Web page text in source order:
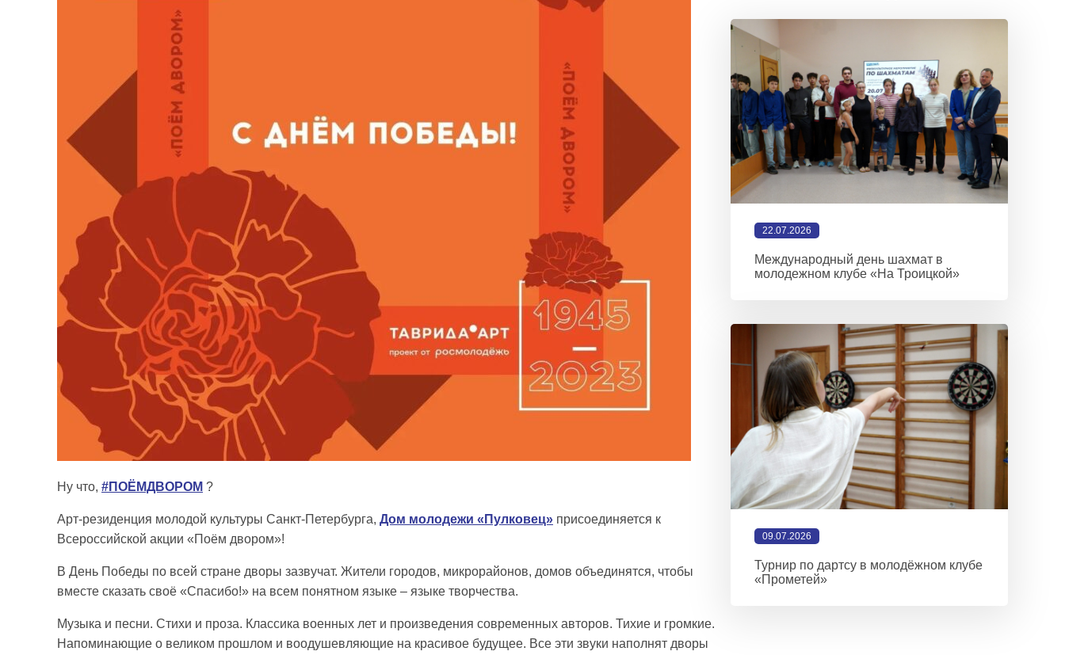
Ну что, #ПОЁМДВОРОМ ?
Арт-резиденция молодой культуры Санкт-Петербурга, Дом молодежи «Пулковец» присоединяется к
Всероссийской акции «Поём двором»!
В День Победы по всей стране дворы зазвучат. Жители городов, микрорайонов, домов объединятся, чтобы
вместе сказать своё «Спасибо!» на всем понятном языке – языке творчества.
Музыка и песни. Стихи и проза. Классика военных лет и произведения современных авторов. Тихие и громкие.
Напоминающие о великом прошлом и воодушевляющие на красивое будущее. Все эти звуки наполнят дворы
22.07.2026
Международный день шахмат в
молодежном клубе «На Троицкой»
09.07.2026
Турнир по дартсу в молодёжном клубе
«Прометей»